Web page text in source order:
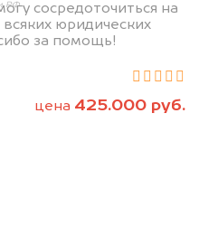
сосредоточиться на
юридических
за помощь!
цена 425.000 руб.
РФ